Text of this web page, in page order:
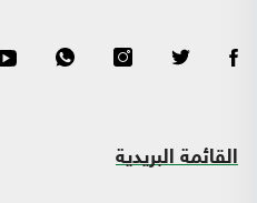
القائمة البريدية